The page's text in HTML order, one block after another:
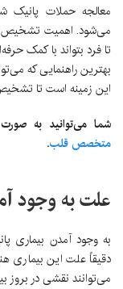
معالجه حملات پانیک
می‌شود. اهمیت تشخیص
تا فرد بتواند با کمک
بهترین راهنمایی که
این زمینه است تا
شما می‌توانید به
متخصص قلب.
علت به وجود
به وجود آمدن بیماری
دقیقاً علت این بیماری
می‌توانند نقشی در بروز